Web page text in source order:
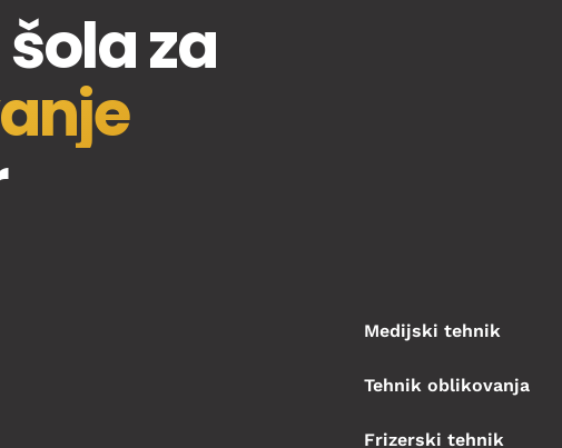
za
Medijski tehnik
Tehnik oblikovanja
Frizerski tehnik